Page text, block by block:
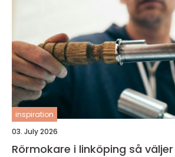
inspiration
03. July 2026
Rörmokare i linköping så väljer du rätt hjälp